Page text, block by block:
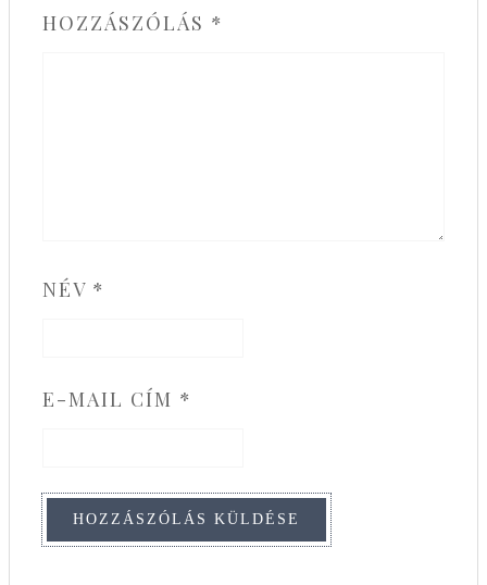
HOZZÁSZÓLÁS *
NÉV *
E-MAIL CÍM *